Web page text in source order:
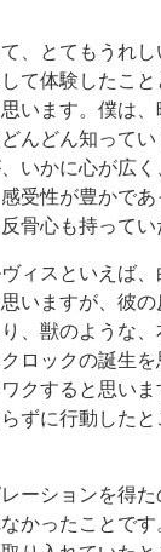
、とてもうれし
て体験したこ
います。僕は、
んどん知ってい
いかに心が広
受性が豊かであ
骨心も持ってい
ィスといえば、
いますが、彼
、獣のような
ロックの誕生を
クすると思い
ずに行動した
ーションを得た
かったことで